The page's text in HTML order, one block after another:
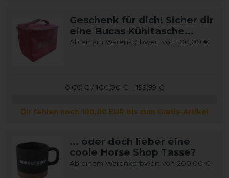
Geschenk für dich! Sicher dir
eine Bucas Kühltasche...
Ab einem Warenkorbwert von 100,00 €
0,00 € / 100,00 € – 199,99 €
Dir fehlen noch 100,00 EUR bis zum Gratis-Artikel
... oder doch lieber eine
coole Horse Shop Tasse?
Ab einem Warenkorbwert von 200,00 €